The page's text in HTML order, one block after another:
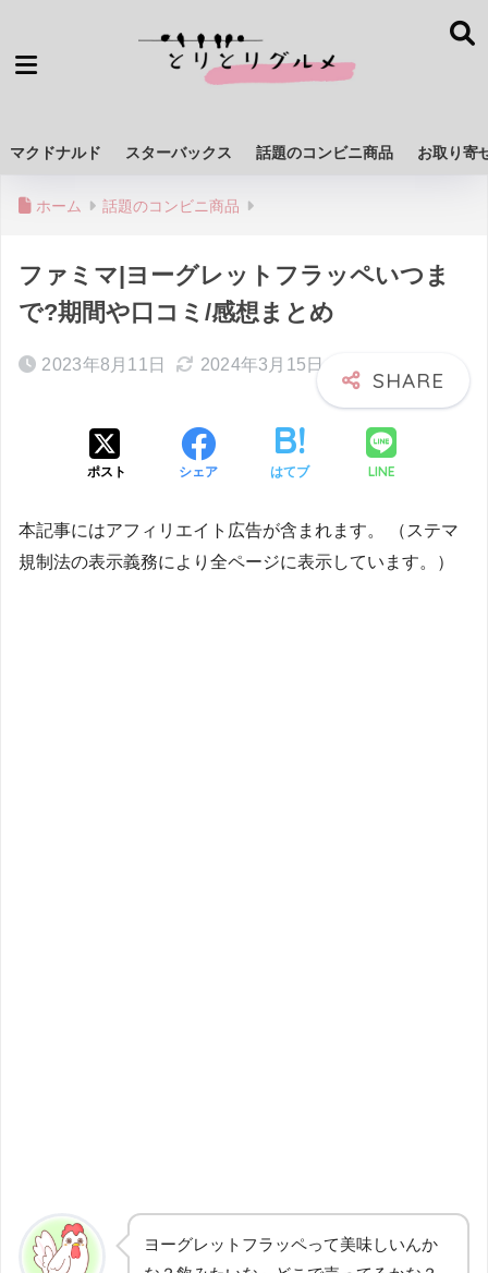
マクドナルド スターバックス 話題のコンビニ商品 お取り寄
ホーム 話題のコンビニ商品
ファミマ|ヨーグレットフラッペいつま
で?期間や口コミ/感想まとめ
2023年8月11日 2024年3月15日
ポスト シェア はてブ LINE
本記事にはアフィリエイト広告が含まれます。 （ステマ
規制法の表示義務により全ページに表示しています。）
ヨーグレットフラッペって美味しいんか